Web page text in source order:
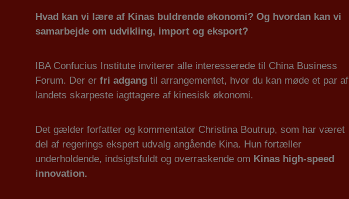
Hvad kan vi lære af Kinas buldrende økonomi? Og hvordan kan vi
samarbejde om udvikling, import og eksport?
IBA Confucius Institute inviterer alle interesserede til China Business
Forum. Der er fri adgang til arrangementet, hvor du kan møde et par af
landets skarpeste iagttagere af kinesisk økonomi.
Det gælder forfatter og kommentator Christina Boutrup, som har været
del af regerings ekspert udvalg angående Kina. Hun fortæller
underholdende, indsigtsfuldt og overraskende om Kinas high-speed
innovation.